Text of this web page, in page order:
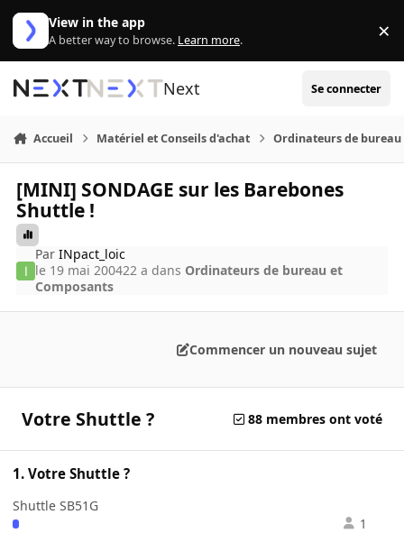
Aller au contenu
View in the app
A better way to browse. Learn more. ×
Next Se connecter
Accueil Matériel et Conseils d'achat Ordinateurs de bureau
[MINI] SONDAGE sur les Barebones
Shuttle !
ParINpact_loic
le 19 mai 200422 a dans Ordinateurs de bureau et
Composants
Commencer un nouveau sujet
Votre Shuttle ? 88 membres ont voté
1. Votre Shuttle ?
Shuttle SB51G
1